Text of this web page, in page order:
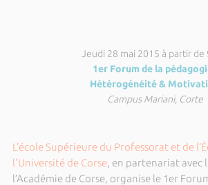
Jeudi 28 mai 2015 à partir de
1er Forum de la
Hétérogénéité &
Campus Mariani, Corte
L’école Supérieure du Professorat et de
l'Université de Corse, en partenariat avec
l’Académie de Corse, organise le 1er